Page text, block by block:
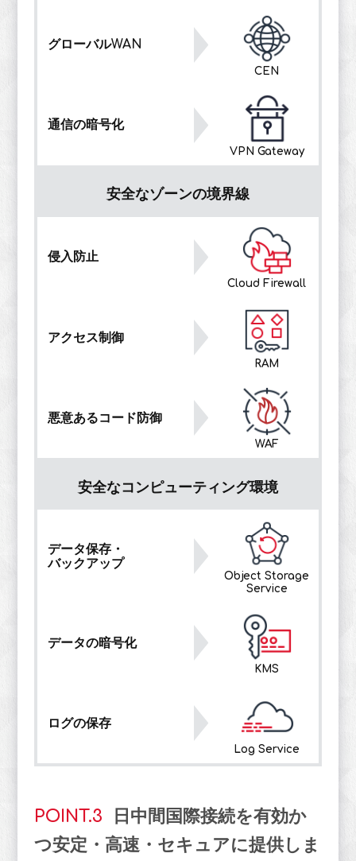
グローバルWAN
CEN
通信の暗号化
VPN Gateway
安全なゾーンの境界線
侵入防止
Cloud Firewall
アクセス制御
RAM
悪意あるコード防御
WAF
安全なコンピューティング環境
データ保存・
バックアップ
Object Storage
Service
データの暗号化
KMS
ログの保存
Log Service
POINT.3
日中間国際接続を有効か
つ安定・高速・セキュアに提供しま